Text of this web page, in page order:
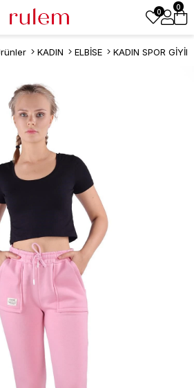
0
0
KADIN ELBİSE KADIN SPOR GİYİM